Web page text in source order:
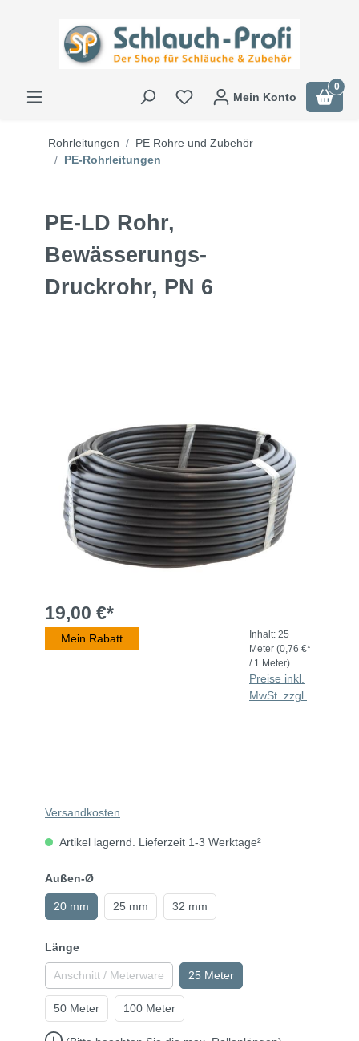
Mein Konto
0
Rohrleitungen
PE Rohre und Zubehör
PE-Rohrleitungen
PE-LD Rohr,
Bewässerungs-
Druckrohr, PN 6
19,00 €*
Mein Rabatt Inhalt: 25
Meter (0,76 €*
/ 1 Meter)
Preise inkl.
MwSt. zzgl.
Versandkosten
Artikel lagernd. Lieferzeit 1-3 Werktage²
Außen-Ø
20 mm 25 mm 32 mm
Länge
Anschnitt / Meterware 25 Meter
50 Meter 100 Meter